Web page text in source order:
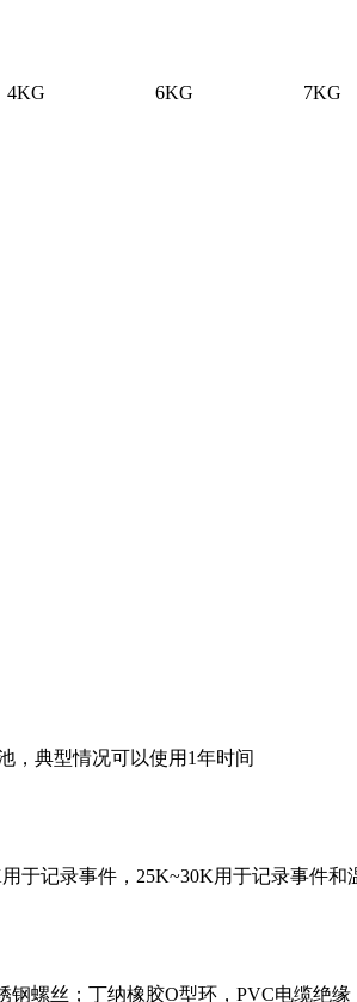
4KG 6KG 7KG
，典型情况可以使用1年时间
于记录事件，25K~30K用于记录事件和
钢螺丝；丁纳橡胶O型环，PVC电缆绝缘